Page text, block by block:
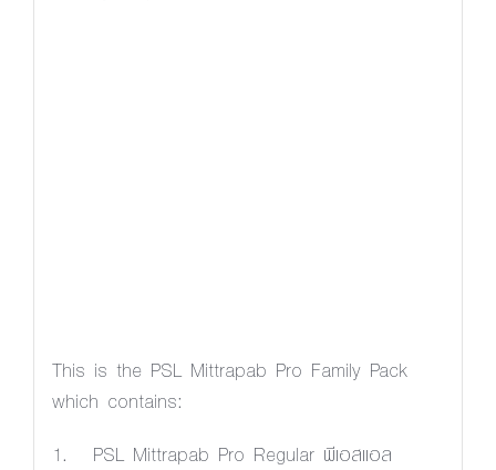
This is the PSL Mittrapab Pro Family Pack
which contains:
1. PSL Mittrapab Pro Regular พีเอสแอล